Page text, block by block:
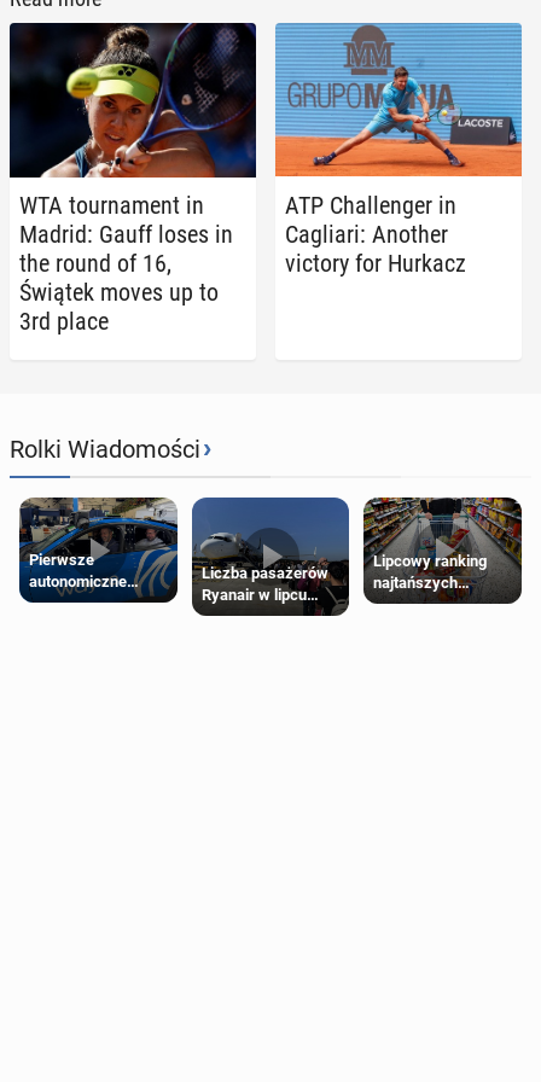
WTA tour­na­ment in
Madrid: Gauff loses in
the round of 16,
Świątek moves up to
3rd place
ATP Chal­lenger in
Cagliari: Another
victory for Hurkacz
Rolki Wiadomości›
Pierwsze
autonomiczne
Ubery pojawią się
Liczba pasażerów
Ryanair w lipcu
pobiła rekord
Lipcowy ranking
najtańszych
supermarketów